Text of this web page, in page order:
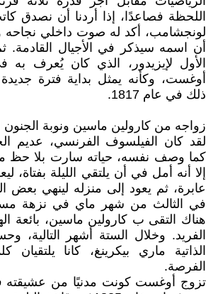
اللحظة فصاعدًا، إذا أردنا أن نصدق
لونجشامب، أكد له صوت داخلي نجاحه
أن اسمه سيذكر في الأجيال القادمة.
الأول لإيزيدور، الذي كان يُعرف به
أوغست، وكأنه يمثل بداية فترة
ذلك في عام 1817.
زواجه من كارولين ماسين ونوبة الجنون
لقد كان الفيلسوف الفرنسي، عديم
كما وصف نفسه، حياته سارت بلا حظ
إلا أنه أمل في أن يلتقي الليلة بفتاة،
عابرة، ثم يعود إلى منزله لينهي بعض
هناك التقى ب كارولين ماسين، بائعة
الفريد. وخلال الستة أشهر التالية،
الذاتية ماري بيكرينغ، كانا
الفرصة.
تزوج أوغست كونت مدنيًا من عشيقته